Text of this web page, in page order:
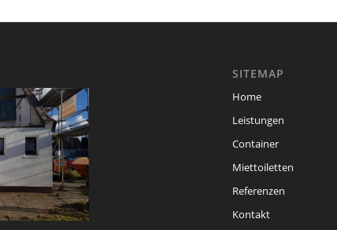
SITEMAP
Home
Leistungen
Container
Miettoiletten
Referenzen
Kontakt